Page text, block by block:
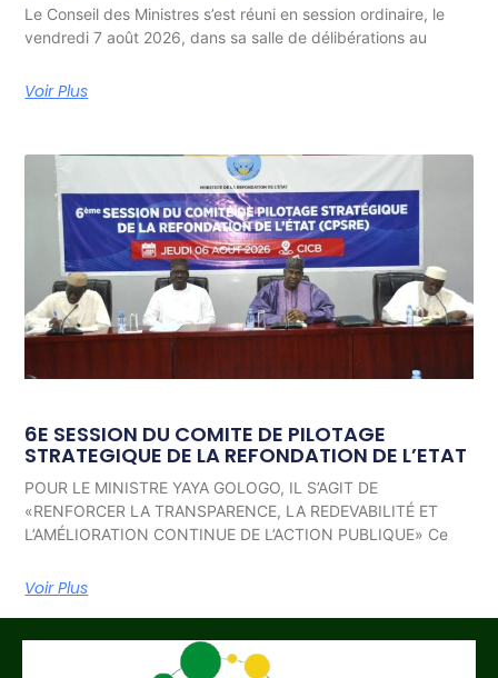
Le Conseil des Ministres s’est réuni en session ordinaire, le
vendredi 7 août 2026, dans sa salle de délibérations au
Voir Plus
6E SESSION DU COMITE DE PILOTAGE
STRATEGIQUE DE LA REFONDATION DE L’ETAT
POUR LE MINISTRE YAYA GOLOGO, IL S’AGIT DE
«RENFORCER LA TRANSPARENCE, LA REDEVABILITÉ ET
L’AMÉLIORATION CONTINUE DE L’ACTION PUBLIQUE» Ce
Voir Plus